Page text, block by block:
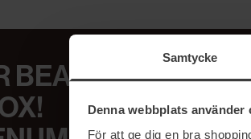
Samtycke
Denna webbplats använder
För att ge dig en bra
BEAUTY I DIN